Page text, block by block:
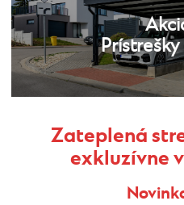
Zateplená
exkluzívne